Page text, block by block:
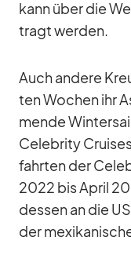
kann über die
tragt wer­den.
Auch an­dere
ten Wo­chen ihr
mende
Ce­le­brity
fahr­ten der
2022 bis April
des­sen an die
der